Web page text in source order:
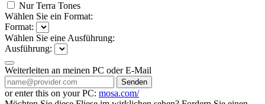
Nur Terra Tones
Wählen Sie ein Format:
Format:
Wählen Sie eine Ausführung:
Ausführung:
Weiterleiten an meinen PC oder E-Mail
Senden
or enter this on your PC: mosa.com/